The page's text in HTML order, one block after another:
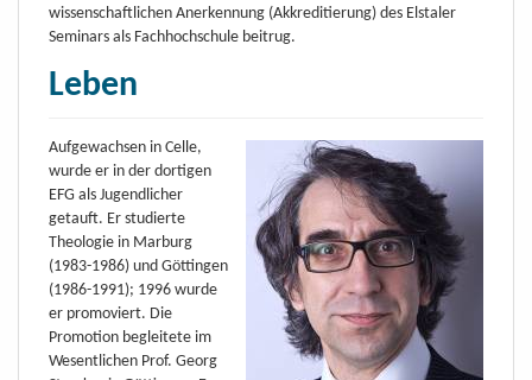
wissenschaftlichen Anerkennung (Akkreditierung) des Elstaler
Seminars als Fachhochschule beitrug.
Leben
Aufgewachsen in Celle,
wurde er in der dortigen
EFG als Jugendlicher
getauft. Er studierte
Theologie in Marburg
(1983-1986) und Göttingen
(1986-1991); 1996 wurde
er promoviert. Die
Promotion begleitete im
Wesentlichen Prof. Georg